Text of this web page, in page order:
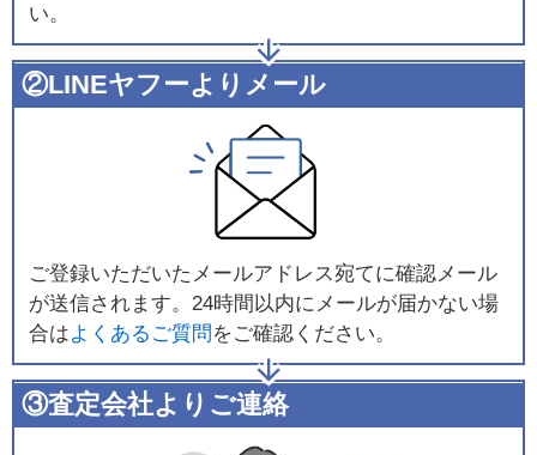
い。
②LINEヤフーよりメール
ご登録いただいたメールアドレス宛てに確認メール
が送信されます。24時間以内にメールが届かない場
合はよくあるご質問 をご確認ください。
③査定会社よりご連絡